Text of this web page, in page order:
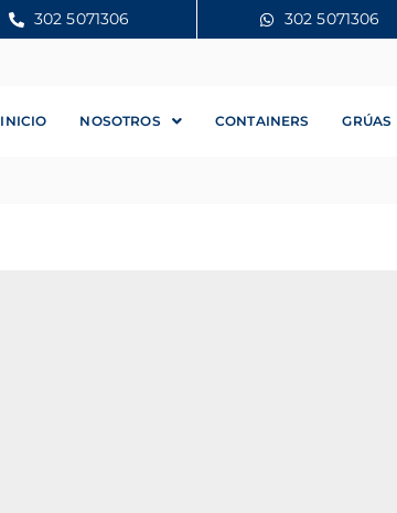
302 5071306 302 5071306
INICIO NOSOTROS CONTAINERS GRÚAS